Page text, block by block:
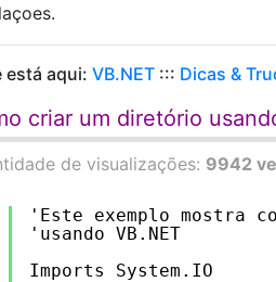
está aqui: VB.NET ::: Dicas &
criar um diretório
de visualizações: 9942
'Este exemplo mostra
'usando VB.NET
Imports System.IO